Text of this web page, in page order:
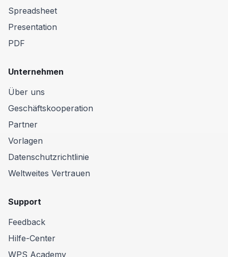
Spreadsheet
Presentation
PDF
Unternehmen
Über uns
Geschäftskooperation
Partner
Vorlagen
Datenschutzrichtlinie
Weltweites Vertrauen
Support
Feedback
Hilfe-Center
WPS Academy